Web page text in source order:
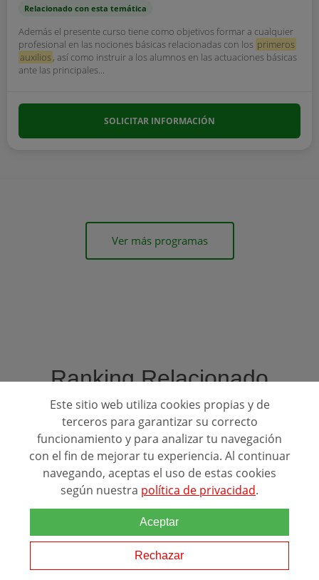
Relacionado con esta temática
Además el presente curso tiene como objetivos formar a cualquier
profesional en las nociones básicas relacionadas con los primeros
auxilios, así como instruir a los alumnos en las actuaciones básicas
ante las principales...
SOLICITAR INFORMACIÓN
Ver más programas
Ranking Relacionado
Mejores Escuelas para estudiar:
Emergencias
Este sitio web utiliza cookies propias y de
terceros para garantizar su correcto
funcionamiento y para analizar tu navegación
con el fin de mejorar tu experiencia. Al continuar
navegando, aceptas el uso de estas cookies
según nuestra política de privacidad.
Aceptar
Rechazar